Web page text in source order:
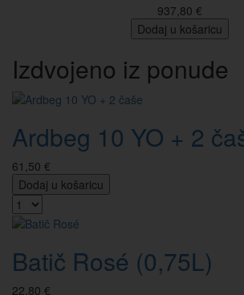
937,80 €
Dodaj u košaricu
Izdvojeno iz ponude
Ardbeg 10 YO + 2
61,50 €
Dodaj u košaricu
Batič Rosé (0,75L)
22,80 €